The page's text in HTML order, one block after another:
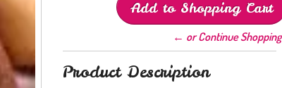
← or Continue Shopping
Product Description